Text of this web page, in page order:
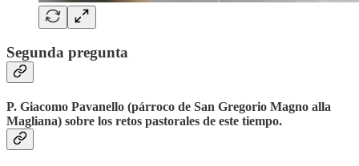
Segunda pregunta
P. Giacomo Pavanello (párroco de San Gregorio Magno alla
Magliana) sobre los retos pastorales de este tiempo.